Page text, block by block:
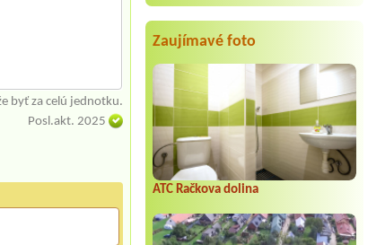
Zaujímavé foto
ATC Račkova dolina
byť za celú jednotku.
Posl.akt. 2025